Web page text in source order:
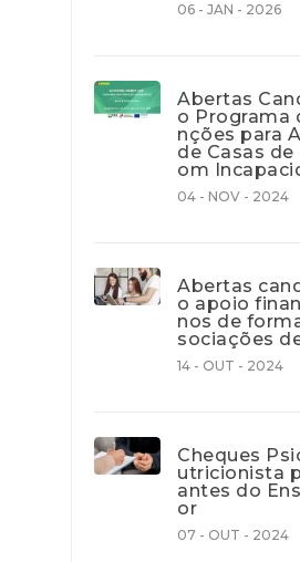
06 - JAN - 2026
Abertas
o Programa
nções para
de Casas de
om
04 - NOV - 2024
Abertas
o apoio
nos de
sociações
14 - OUT - 2024
Cheques
utricionista
antes do
or
07 - OUT - 2024